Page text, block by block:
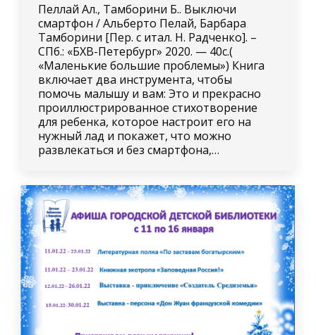
Пеллай Ал., Тамборини Б.. Выключи
смартфон / Альберто Пелай, Барбара
Тамборини [Пер. с итал. Н. Радченко]. –
СПб.: «БХВ-Петербург» 2020. — 40с.(
«Маленькие большие проблемы») Книга
включает два инструмента, чтобы
помочь малышу и вам: Это и прекрасно
проиллюстрированное стихотворение
для ребенка, которое настроит его на
нужный лад и покажет, что можно
развлекаться и без смартфона,…